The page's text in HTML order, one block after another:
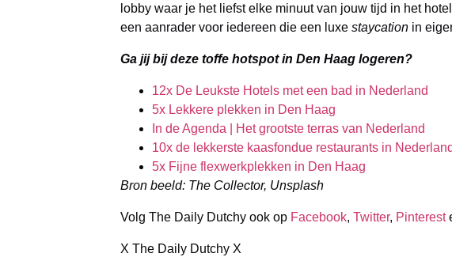
lobby waar je het liefst elke minuut van jouw tijd in het
een aanrader voor iedereen die een luxe staycation in
Ga jij bij deze toffe hotspot in Den Haag logeren?
12x De Leukste Hotels met een bad in Nederland
5x Lekkere plekken in Den Haag
In de Agenda | Het grootste terras van Nederland
10x de lekkerste kaasfondue restaurants in Nederland
5x Fijne flexwerkplekken in Den Haag
Bron beeld: The Collector, Unsplash
Volg The Daily Dutchy ook op Facebook, Twitter, Pinterest
X The Daily Dutchy X